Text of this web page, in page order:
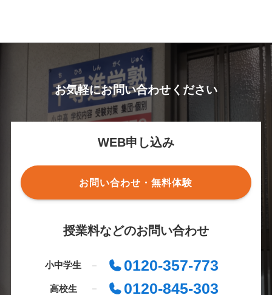
お気軽にお問い合わせください
WEB申し込み
お問い合わせ・無料体験
授業料などのお問い合わせ
小中学生 0120-357-773
高校生 0120-845-303